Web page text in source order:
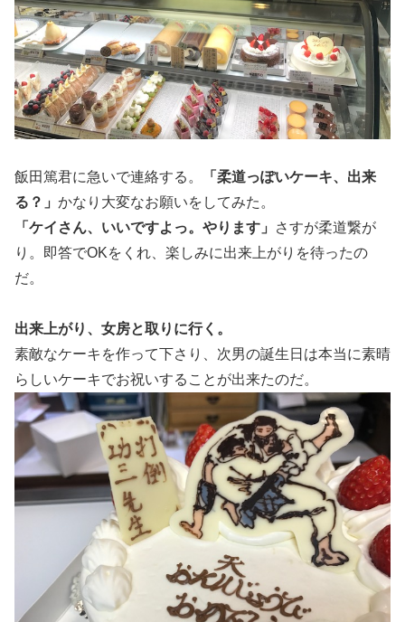
飯田篤君に急いで連絡する。
「柔道っぽいケーキ、出来
る？」 かなり大変なお願いをしてみた。
「ケイさん、いいですよっ。やります」
さすが柔道繋が
り。即答でOKをくれ、楽しみに出来上がりを待ったの
だ。
出来上がり、女房と取りに行く。
素敵なケーキを作って下さり、次男の誕生日は本当に素晴
らしいケーキでお祝いすることが出来たのだ。